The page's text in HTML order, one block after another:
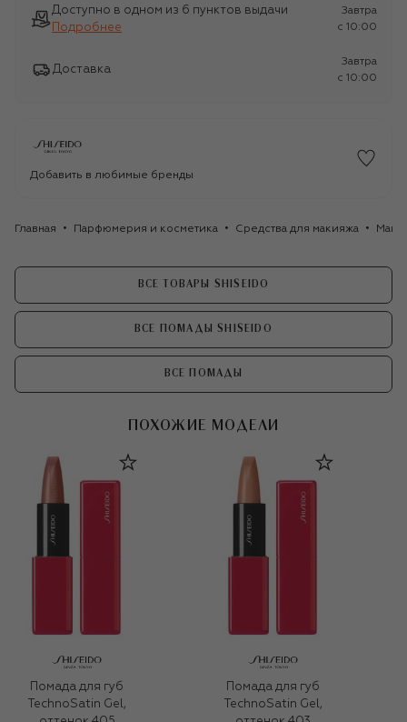
Доступно в одном из 6 пунктов выдачи
Подробнее
Завтра
c 10:00
Доставка
Завтра
c 10:00
Добавить в любимые бренды
Главная Парфюмерия и косметика Средства для макияжа
ВСЕ ТОВАРЫ SHISEIDO
ВСЕ ПОМАДЫ SHISEIDO
ВСЕ ПОМАДЫ
ПОХОЖИЕ МОДЕЛИ
Помада для губ
TechnoSatin Gel,
Помада для губ
TechnoSatin Gel,